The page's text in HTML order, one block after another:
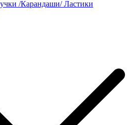
/Карандаши/ Ластики